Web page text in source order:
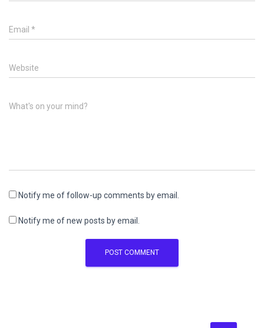
Email *
Website
What's on your mind?
Notify me of follow-up comments by email.
Notify me of new posts by email.